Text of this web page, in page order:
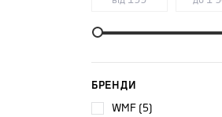
БРЕНДИ
WMF (5)